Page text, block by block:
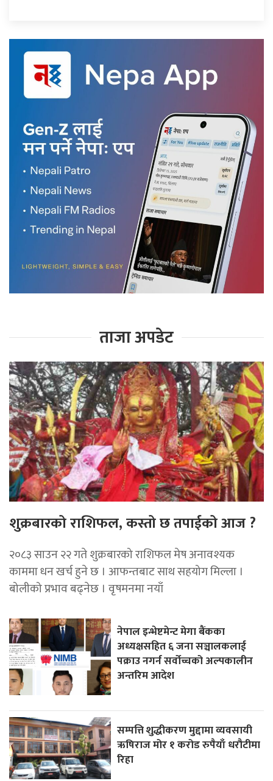
ताजा अपडेट
शुक्रबारको राशिफल, कस्तो छ तपाईको आज ?
२०८३ साउन २२ गते शुक्रबारको राशिफल मेष अनावश्यक
काममा धन खर्च हुने छ । आफन्तबाट साथ सहयोग मिल्ला ।
बोलीको प्रभाव बढ्नेछ । वृषमनमा नयाँ
नेपाल इन्भेष्टमेन्ट मेगा बैंकका
अध्यक्षसहित ६ जना सञ्चालकलाई
पक्राउ नगर्न सर्वोच्चको अल्पकालीन
अन्तरिम आदेश
सम्पत्ति शुद्धीकरण मुद्दामा व्यवसायी
ऋषिराज मोर १ करोड रुपैयाँ धरौटीमा
रिहा